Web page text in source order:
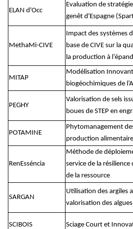
ELAN d'Occ
Evaluation de
genêt d'Espagne
MethaMi-CIVE
Impact des systèmes
base de CIVE sur la
la production à
MITAP
Modélisation
biogéochimiques de
PEGHY
Valorisation de sels
boues de STEP en
POTAMINE
Phytomanagement
production
RenEsséncia
Méthode de
service de la
de la ressource
SARGAN
Utilisation des argiles
valorisation des
SCIBOIS Sciage Court et